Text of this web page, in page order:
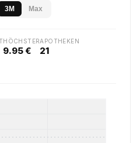
3M Max
HÖCHSTER
9.95 €
APOTHEKEN
21